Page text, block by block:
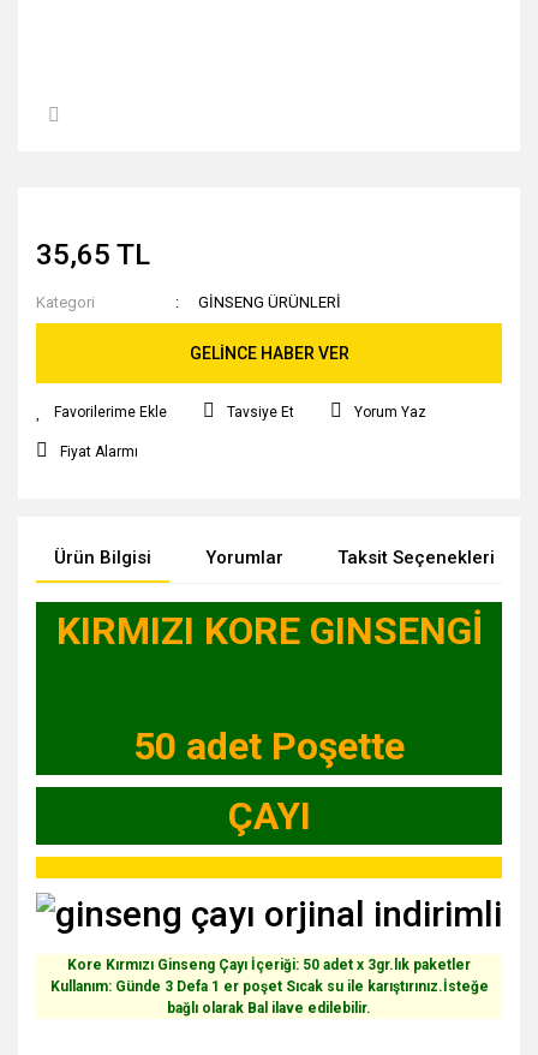
35,65 TL
Kategori GİNSENG ÜRÜNLERİ
GELİNCE HABER VER
Tavsiye Et Yorum Yaz
Fiyat Alarmı
Ürün Bilgisi Yorumlar Taksit Seçenekleri
KIRMIZI KORE GINSENGİ
50 adet Poşette
ÇAYI
Kore Kırmızı Ginseng Çayı İçeriği: 50 adet x 3gr.lık paketler
Kullanım: Günde 3 Defa 1 er poşet Sıcak su ile karıştırınız.İsteğe
bağlı olarak Bal ilave edilebilir.